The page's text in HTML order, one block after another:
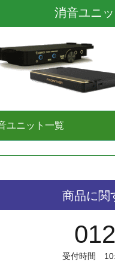
消音ユニ
ユニット一覧
商品に関
受付時間